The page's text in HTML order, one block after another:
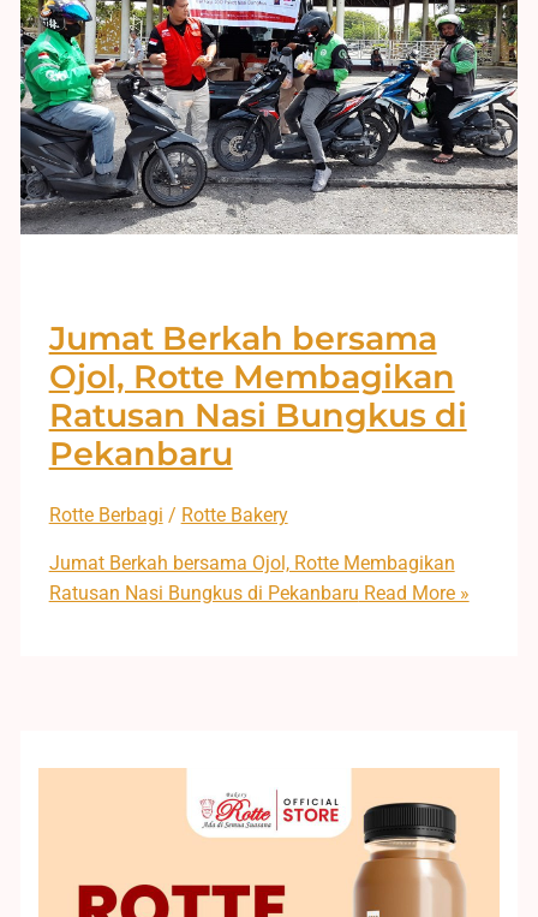
Jumat Berkah bersama
Ojol, Rotte Membagikan
Ratusan Nasi Bungkus di
Pekanbaru
Rotte Berbagi / Rotte Bakery
Jumat Berkah bersama Ojol, Rotte Membagikan
Ratusan Nasi Bungkus di Pekanbaru Read More »